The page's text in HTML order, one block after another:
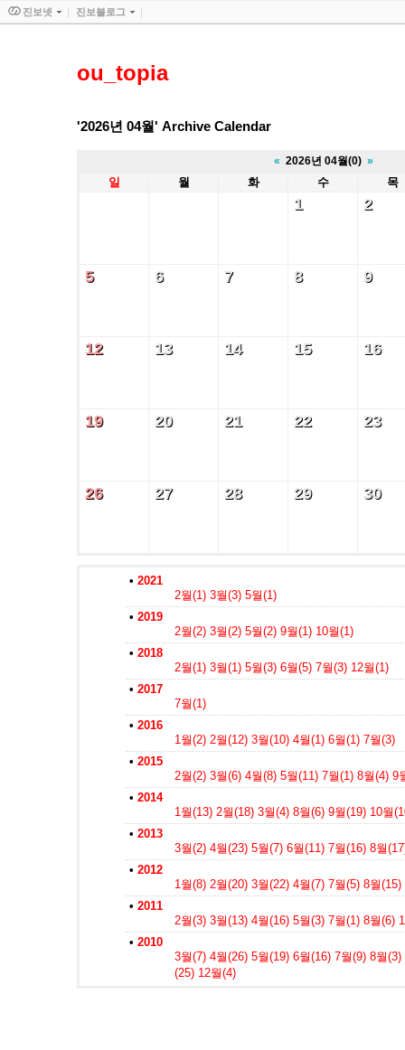
ou_topia
'2026년 04월' Archive Calendar
« 2026년 04월(0) »
일 월 화 수 목
1
1 2
2
5
5 6
6 7
7 8
8 9
9
12
12 13
13 14
14 15
15 16
16
19
19 20
20 21
21 22
22 23
23
26
26 27
27 28
28 29
29 30
30
• 2021
2월(1) 3월(3) 5월(1)
• 2019
2월(2) 3월(2) 5월(2) 9월(1) 10월(1)
• 2018
2월(1) 3월(1) 5월(3) 6월(5) 7월(3) 12월(1)
• 2017
7월(1)
• 2016
1월(2) 2월(12) 3월(10) 4월(1) 6월(1) 7월(3)
• 2015
2월(2) 3월(6) 4월(8) 5월(11) 7월(1) 8월(4) 9
• 2014
1월(13) 2월(18) 3월(4) 8월(6) 9월(19) 10월
• 2013
3월(2) 4월(23) 5월(7) 6월(11) 7월(16) 8월
• 2012
1월(8) 2월(20) 3월(22) 4월(7) 7월(5) 8월(15)
• 2011
2월(3) 3월(13) 4월(16) 5월(3) 7월(1) 8월(6)
• 2010
3월(7) 4월(26) 5월(19) 6월(16) 7월(9) 8월(3)
(25) 12월(4)
진보넷 진보블로그